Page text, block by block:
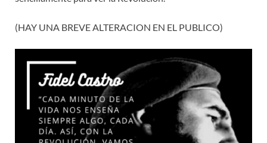
(HAY UNA BREVE ALTERACION EN EL PUBLICO)